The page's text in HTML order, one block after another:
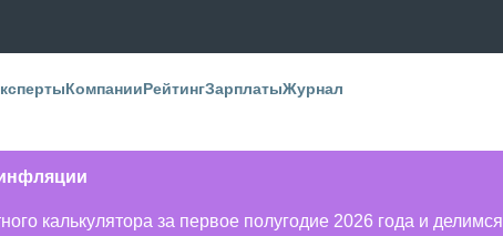
КомпанииРейтингЗарплатыЖурнал
калькулятора за первое полугодие 2026 года и делимся